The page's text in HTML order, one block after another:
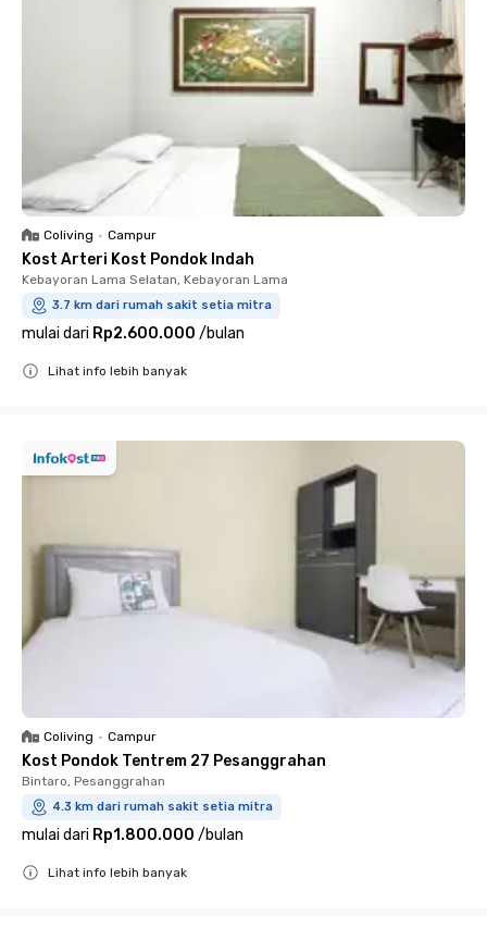
Coliving • Campur
Kost Arteri Kost Pondok Indah
Kebayoran Lama Selatan, Kebayoran Lama
3.7 km dari rumah sakit setia mitra
mulai dari Rp2.600.000 /bulan
Lihat info lebih banyak
Coliving • Campur
Kost Pondok Tentrem 27 Pesanggrahan
Bintaro, Pesanggrahan
4.3 km dari rumah sakit setia mitra
mulai dari Rp1.800.000 /bulan
Lihat info lebih banyak